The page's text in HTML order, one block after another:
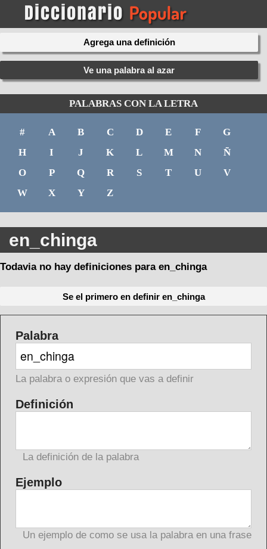
Agrega una definición
Ve una palabra al azar
PALABRAS CON LA LETRA
# A B C D E F
G
H
I J K L M N
Ñ
O
P Q R S T U
V
W
X Y Z
en_chinga
Todavia no hay definiciones para en_chinga
Se el primero en definir en_chinga
Palabra
La palabra o expresión que vas a definir
Definición
La definición de la palabra
Ejemplo
Un ejemplo de como se usa la palabra en una frase